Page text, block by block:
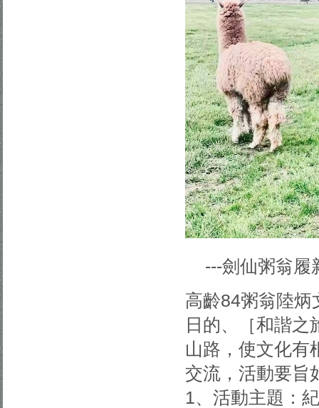
---劍仙粥翁履
高齡84粥翁陸炳
日的、［和諧之
山路，使文化有
交流，活動要旨
1、活動主題：